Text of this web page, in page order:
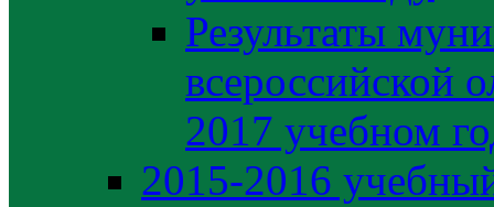
Результаты
всероссийской
2017 учебном
2015-2016